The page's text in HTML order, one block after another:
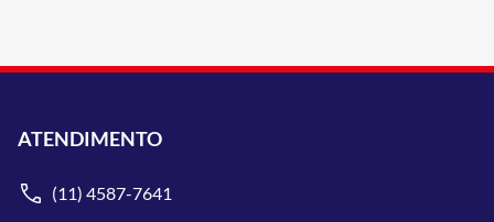
ATENDIMENTO
(11) 4587-7641